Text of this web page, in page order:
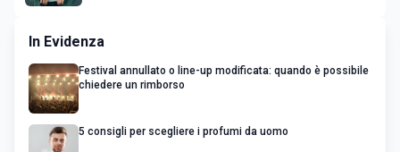
In Evidenza
Festival annullato o line-up modificata: quando è possibile
chiedere un rimborso
5 consigli per scegliere i profumi da uomo